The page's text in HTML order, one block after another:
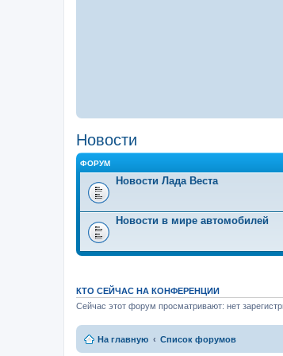
Новости
ФОРУМ
Новости Лада Веста
Новости в мире автомобилей
КТО СЕЙЧАС НА КОНФЕРЕНЦИИ
Сейчас этот форум просматривают: нет
На главную Список форумов